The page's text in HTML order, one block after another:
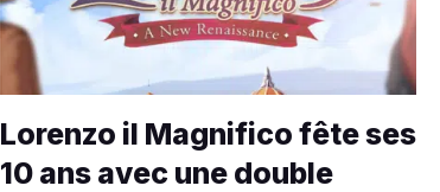
Lorenzo il Magnifico fête ses
10 ans avec une double